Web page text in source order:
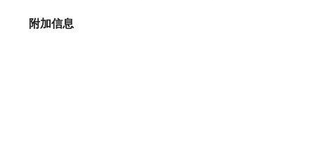
附加信息